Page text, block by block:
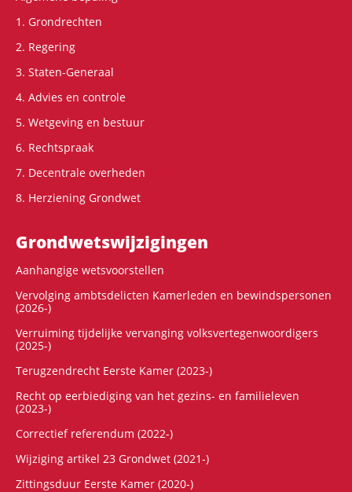
1. Grondrechten
2. Regering
3. Staten-Generaal
4. Advies en controle
5. Wetgeving en bestuur
6. Rechtspraak
7. Decentrale overheden
8. Herziening Grondwet
Grondwets­wijzigingen
Aanhangige wetsvoorstellen
Vervolging ambtsdelicten Kamerleden en bewindspersonen
(2026-)
Verruiming tijdelijke vervanging volksvertegenwoordigers
(2025-)
Terugzendrecht Eerste Kamer (2023-)
Recht op eerbiediging van het gezins- en familieleven
(2023-)
Correctief referendum (2022-)
Wijziging artikel 23 Grondwet (2021-)
Zittingsduur Eerste Kamer (2020-)